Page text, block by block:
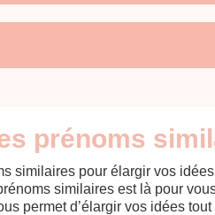
prénoms
similaires pour élargir vos
similaires est là pour
permet d’élargir vos idées